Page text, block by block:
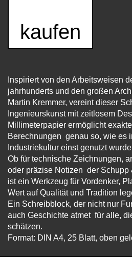
kaufen
Inspiriert von den Arbeitsweisen
jahrhunderts und den großen
Martin Kremmer, vereint dieser
Ingenieurskunst mit zeitlosem
Millimeterpapier ermöglicht
Berechnungen  genau so, wie es
Industriekultur einst genutzt
Ob für technische Zeichnungen,
oder präzise Notizen  der
ist ein Werkzeug für Vordenker,
Wert auf Qualität und Tradition
Ein Schreibblock, der nicht nur
auch Geschichte atmet  für alle,
schätzen.
Format: DIN A4, 25 Blatt, oben